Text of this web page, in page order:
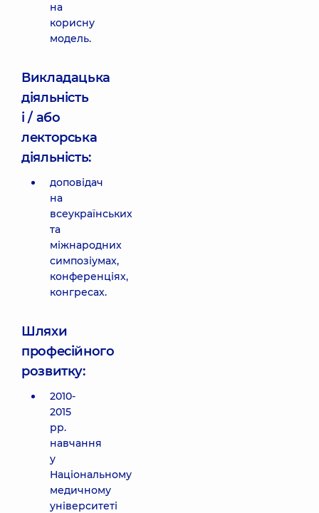
на
корисну
модель.
Викладацька
діяльність
і / або
лекторська
діяльність:
доповідач
на
всеукраїнських
та
міжнародних
симпозіумах,
конференціях,
конгресах.
Шляхи
професійного
розвитку:
2010-
2015
рр.
навчання
у
Національному
медичному
університеті